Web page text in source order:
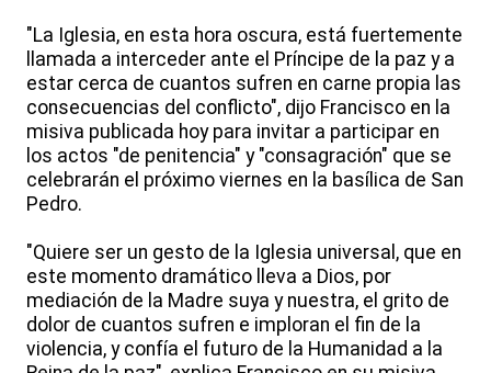
"La Iglesia, en esta hora oscura, está fuertemente
llamada a interceder ante el Príncipe de la paz y a
estar cerca de cuantos sufren en carne propia las
consecuencias del conflicto", dijo Francisco en la
misiva publicada hoy para invitar a participar en
los actos "de penitencia" y "consagración" que se
celebrarán el próximo viernes en la basílica de San
Pedro.
"Quiere ser un gesto de la Iglesia universal, que en
este momento dramático lleva a Dios, por
mediación de la Madre suya y nuestra, el grito de
dolor de cuantos sufren e imploran el fin de la
violencia, y confía el futuro de la Humanidad a la